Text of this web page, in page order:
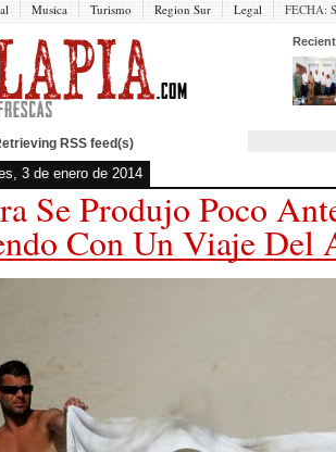
Musica Turismo Region Sur Legal FECHA:
RSS feed(s)
3 de enero de 2014
Se Produjo Poco
Con Un Viaje